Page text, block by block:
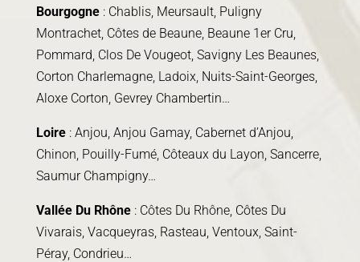
Bourgogne: Chablis, Meursault, Puligny
Montrachet, Côtes de Beaune, Beaune 1er Cru,
Pommard, Clos De Vougeot, Savigny Les Beaunes,
Corton Charlemagne, Ladoix, Nuits-Saint-Georges,
Aloxe Corton, Gevrey Chambertin…
Loire: Anjou, Anjou Gamay, Cabernet d’Anjou,
Chinon, Pouilly-Fumé, Côteaux du Layon, Sancerre,
Saumur Champigny…
Vallée Du Rhône: Côtes Du Rhône, Côtes Du
Vivarais, Vacqueyras, Rasteau, Ventoux, Saint-
Péray, Condrieu…